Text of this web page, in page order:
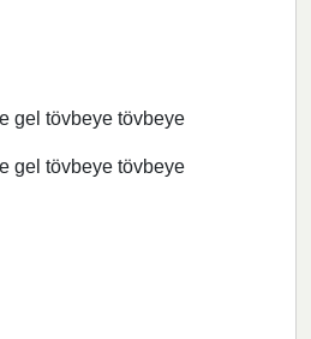
gel tövbeye tövbeye
gel tövbeye tövbeye